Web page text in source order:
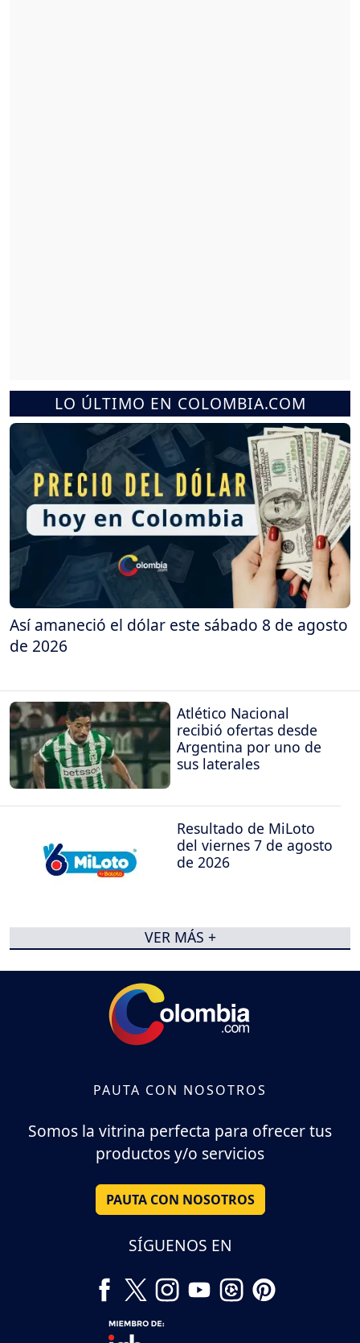
LO ÚLTIMO EN COLOMBIA.COM
Así amaneció el dólar este sábado 8 de agosto
de 2026
Atlético Nacional
recibió ofertas desde
Argentina por uno de
sus laterales
Resultado de MiLoto
del viernes 7 de agosto
de 2026
VER MÁS +
PAUTA CON NOSOTROS
Somos la vitrina perfecta para ofrecer tus
productos y/o servicios
PAUTA CON NOSOTROS
SÍGUENOS EN